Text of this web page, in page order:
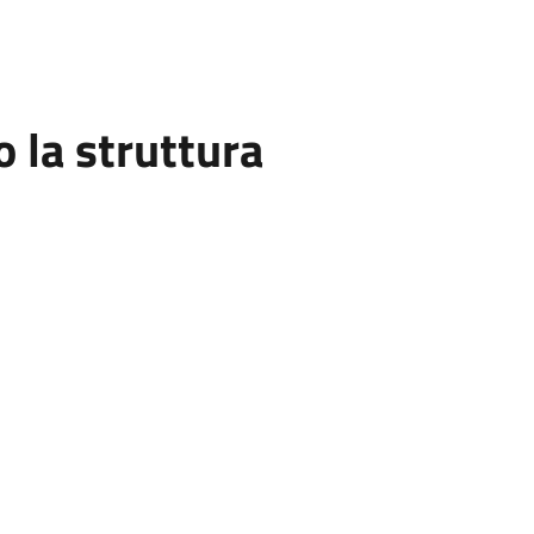
la struttura